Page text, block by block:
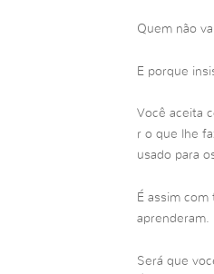
Quem não
E porque
Você aceita
r o que lhe
usado para
É assim
aprenderam.
Será que